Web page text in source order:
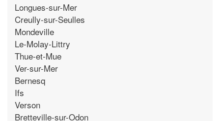
Longues-sur-Mer
Creully-sur-Seulles
Mondeville
Le-Molay-Littry
Thue-et-Mue
Ver-sur-Mer
Bernesq
Ifs
Verson
Bretteville-sur-Odon